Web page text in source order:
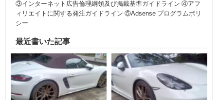
③インターネット広告倫理綱領及び掲載基準ガイドライン ④アフ
ィリエイトに関する発注ガイドライン ⑤Adsense プログラムポリ
シー
最近書いた記事